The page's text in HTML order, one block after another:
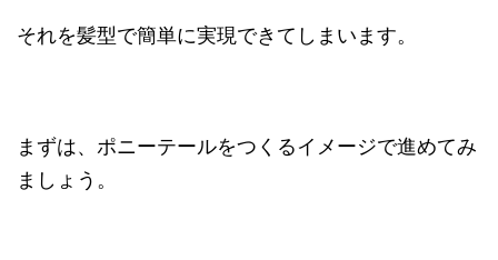
それを髪型で簡単に実現できてしまいます。
まずは、ポニーテールをつくるイメージで進めてみ
ましょう。